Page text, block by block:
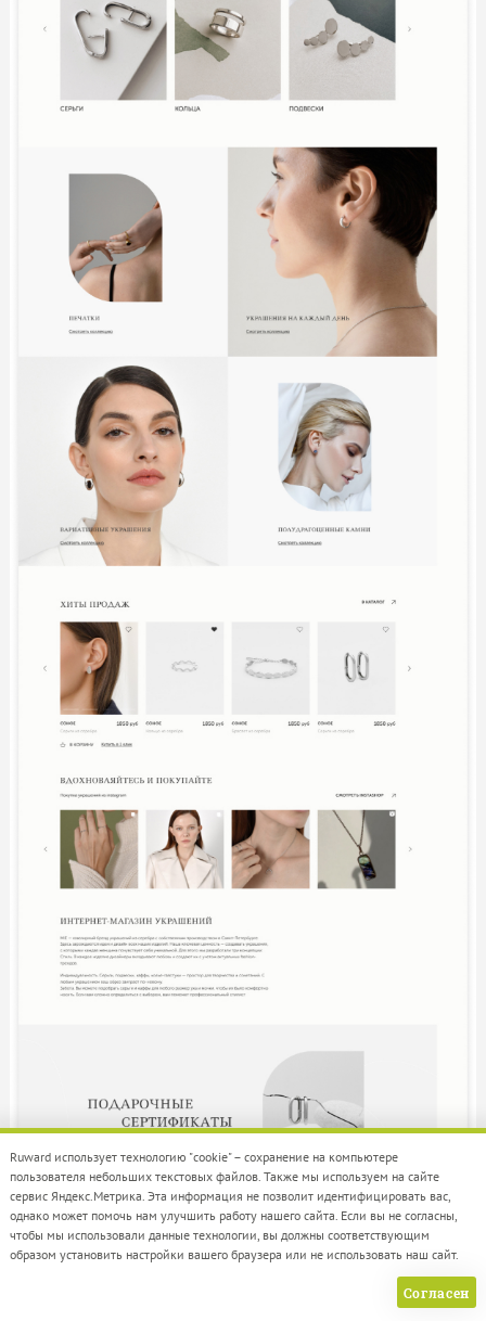
Ruward использует технологию "cookie" – сохранение на компьютере
пользователя небольших текстовых файлов. Также мы используем на сайте
сервис Яндекс.Метрика. Эта информация не позволит идентифицировать вас,
однако может помочь нам улучшить работу нашего сайта. Если вы не согласны,
чтобы мы использовали данные технологии, вы должны соответствующим
образом установить настройки вашего браузера или не использовать наш сайт.
Согласен